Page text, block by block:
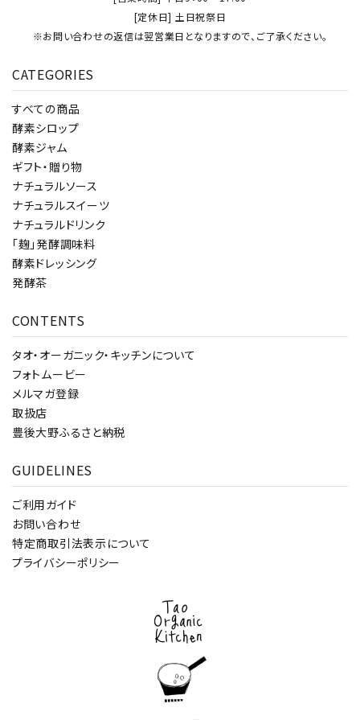
[定休日] 土日祝祭日
※お問い合わせの返信は翌営業日となりますので、ご了承ください。
CATEGORIES
すべての商品
酵素シロップ
酵素ジャム
ギフト・贈り物
ナチュラルソース
ナチュラルスイーツ
ナチュラルドリンク
「麹」発酵調味料
酵素ドレッシング
発酵茶
CONTENTS
タオ・オーガニック・キッチンについて
フォトムービー
メルマガ登録
取扱店
豊後大野ふるさと納税
GUIDELINES
ご利用ガイド
お問い合わせ
特定商取引法表示について
プライバシーポリシー